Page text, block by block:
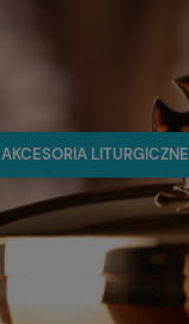
AKCESORIA LITURGICZNE